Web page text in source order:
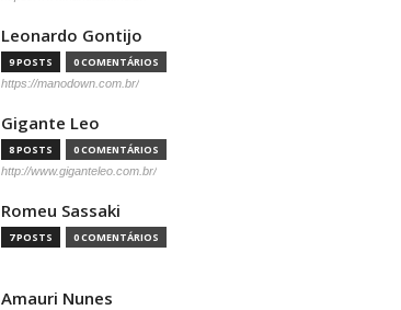
Leonardo Gontijo
9 POSTS 0 COMENTÁRIOS
https://manodown.com.br/
Gigante Leo
8 POSTS 0 COMENTÁRIOS
http://www.giganteleo.com.br/
Romeu Sassaki
7 POSTS 0 COMENTÁRIOS
Amauri Nunes